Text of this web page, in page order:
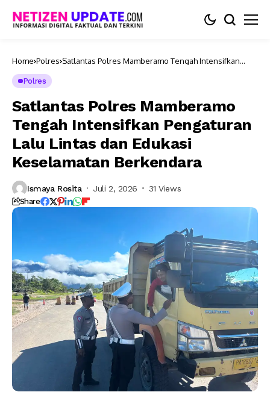
Home Polres Satlantas Polres Mamberamo Tengah Intensifkan
Polres
Satlantas Polres Mamberamo
Tengah Intensifkan Pengaturan
Lalu Lintas dan Edukasi
Keselamatan Berkendara
Ismaya Rosita Juli 2, 2026 31 Views
Share